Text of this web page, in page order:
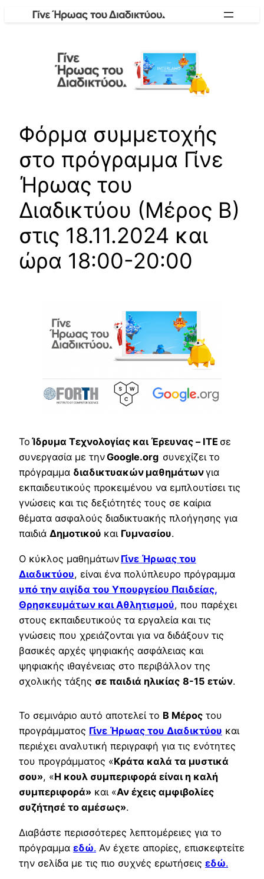
Φόρμα συμμετοχής
στο πρόγραμμα Γίνε
Ήρωας του
Διαδικτύου (Μέρος Β)
στις 18.11.2024 και
ώρα 18:00-20:00
Το Ίδρυμα Τεχνολογίας και Έρευνας – ΙΤΕ σε
συνεργασία με τηνGoogle.org συνεχίζει το
πρόγραμμα διαδικτυακών μαθημάτωνγια
εκπαιδευτικούς προκειμένου να εμπλουτίσει τις
γνώσεις και τις δεξιότητές τους σε καίρια
θέματα ασφαλούς διαδικτυακής πλοήγησης για
παιδιά Δημοτικού και Γυμνασίου.
O κύκλος μαθημάτων Γίνε Ήρωας του
Διαδικτύου, είναι ένα πολύπλευρο πρόγραμμα
υπό την αιγίδα του Υπουργείου Παιδείας,
Θρησκευμάτων και Αθλητισμού, που παρέχει
στους εκπαιδευτικούς τα εργαλεία και τις
γνώσεις που χρειάζονται για να διδάξουν τις
βασικές αρχές ψηφιακής ασφάλειας και
ψηφιακής ιθαγένειας στο περιβάλλον της
σχολικής τάξης σε παιδιά ηλικίας 8-15 ετών.
Το σεμινάριο αυτό αποτελεί το Β Μέρος του
προγράμματος Γίνε Ήρωας του Διαδικτύου και
περιέχει αναλυτική περιγραφή για τις ενότητες
του προγράμματος «Κράτα καλά τα μυστικά
σου», «Η κουλ συμπεριφορά είναι η καλή
συμπεριφορά» και «Αν έχεις αμφιβολίες
συζήτησέ το αμέσως».
Διαβάστε περισσότερες λεπτομέρειες για το
πρόγραμμα εδώ. Αν έχετε απορίες, επισκεφτείτε
την σελίδα με τις πιο συχνές ερωτήσεις εδώ.